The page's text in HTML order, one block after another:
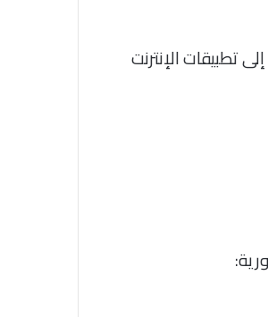
تطبيقات الإنترنت